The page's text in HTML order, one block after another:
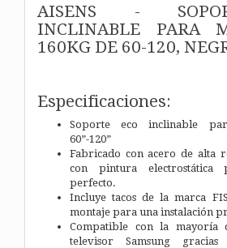
AISENS -
INCLINABLE PARA
160KG DE 60-120,
Especificaciones:
Soporte eco inclinable
60”-120”
Fabricado con acero de alta
con pintura electrostática
perfecto.
Incluye tacos de la marca
montaje para una instalación
Compatible con la mayoría
televisor Samsung